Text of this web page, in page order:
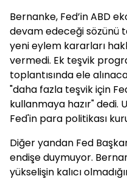
Bernanke, Fed’in ABD
devam edeceği sözünü
yeni eylem kararları
vermedi. Ek teşvik
toplantısında ele
"daha fazla teşvik için
kullanmaya hazır" dedi.
Fed'in para politikası
Diğer yandan Fed
endişe duymuyor.
yükselişin kalıcı